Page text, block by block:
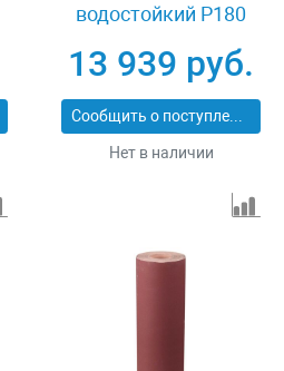
водостойкий Р180
35501-180
13 939 руб.
Сообщить о поступлении
Нет в наличии